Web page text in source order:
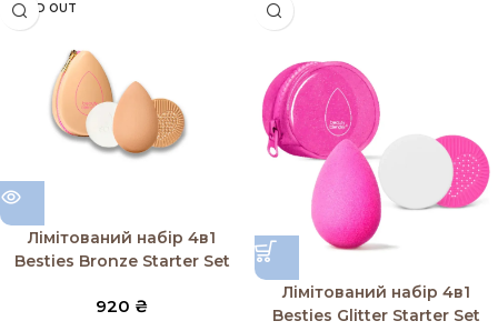
SOLD OUT
Лімітований набір 4в1
Besties Bronze Starter Set
920 ₴
Лімітований набір 4в1
Besties Glitter Starter Set